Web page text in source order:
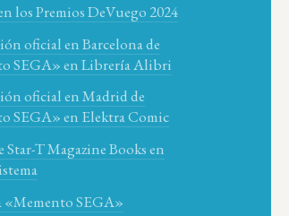
los Premios DeVuego 2024
oficial en Barcelona de
SEGA» en Librería Alibri
oficial en Madrid de
SEGA» en Elektra Comic
Star-T Magazine Books en
«Memento SEGA»